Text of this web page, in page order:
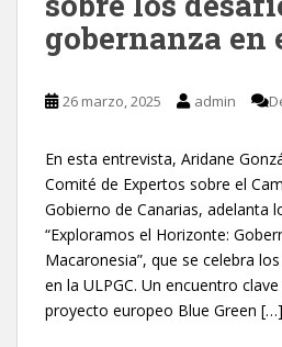
gobernanza
26 marzo, 2025 admin
En esta entrevista, Aridane
Comité de Expertos sobre el
Gobierno de Canarias, adelanta
“Exploramos el Horizonte:
Macaronesia”, que se celebra
en la ULPGC. Un encuentro
proyecto europeo Blue Green […]